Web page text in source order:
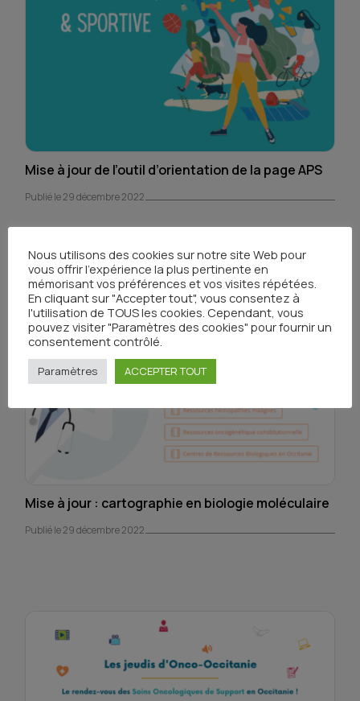
Mise à jour de l’outil d’orientation de la page APS
Publié le 29 décembre 2022
Mise à jour : cartographie en biologie moléculaire
Publié le 29 décembre 2022
Nous utilisons des cookies sur notre site Web pour
vous offrir l'expérience la plus pertinente en
mémorisant vos préférences et vos visites répétées.
En cliquant sur "Accepter tout", vous consentez à
l'utilisation de TOUS les cookies. Cependant, vous
pouvez visiter "Paramètres des cookies" pour fournir un
consentement contrôlé.
Paramètres ACCEPTER TOUT